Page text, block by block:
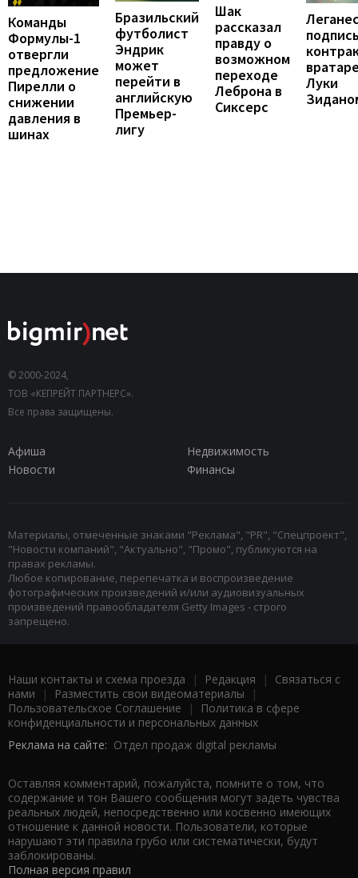
Команды
Формулы-1
отвергли
предложение
Пирелли о
снижении
давления в
шинах
Бразильский
футболист
Эндрик
может
перейти в
английскую
Премьер-
лигу
Шак
рассказал
правду о
возможном
переходе
Леброна в
Сиксерс
Луки
© 2000-2024,
ТОВ «КЕПРЕЙТ ПАРТНЕРС».
Все права защищены.
Афиша
Недвижимость
Новости
Финансы
Материалы, отмеченные знаками "Реклама", "PR", "Спецпроект",
"Новости компаний", "Актуально", "Промо", публикуются на
правах рекламы.
Любое копирование, перепечатка и воспроизведение
фотографических произведений и/или аудиовизуальных
произведений правообладателя Getty Images - строго
запрещено.
Наши контакты и схема проезда | Редакция | Связаться с
нами | Разместить свои видеоматериалы |
Пользовательское Соглашение |
Политика в сфере
конфиденциальности и персональных данных
Реклама на сайте: Отдел продаж digital рекламы
Оставляя комментарий, пожалуйста, помните о том, что
содержание и тон Вашего сообщения могут задеть чувства
реальных людей, непосредственно или косвенно имеющих
отношение к данной новости. Пользователи, которые
нарушают эти правила грубо или систематически, будут
заблокированы.
Полная версия правил